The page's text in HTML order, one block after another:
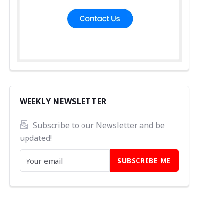
WEEKLY NEWSLETTER
Subscribe to our Newsletter and be
updated!